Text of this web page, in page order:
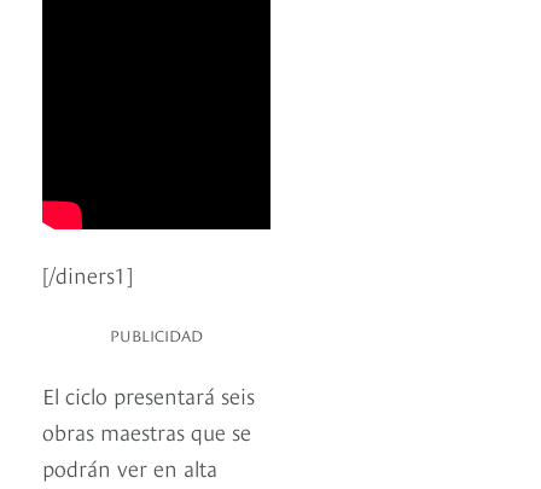
[/diners1]
PUBLICIDAD
El ciclo presentará seis
obras maestras que se
podrán ver en alta